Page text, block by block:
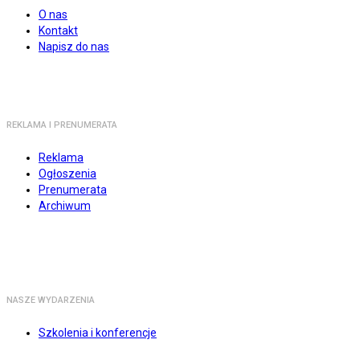
O nas
Kontakt
Napisz do nas
REKLAMA I PRENUMERATA
Reklama
Ogłoszenia
Prenumerata
Archiwum
NASZE WYDARZENIA
Szkolenia i konferencje